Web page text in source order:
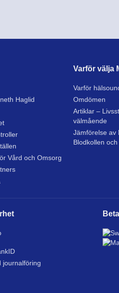
Haglid
Vård och Omsorg
Varför välja
Varför
Omdömen
Artiklar –
välmående
Jämförelse av
Blodkollen
journalföring